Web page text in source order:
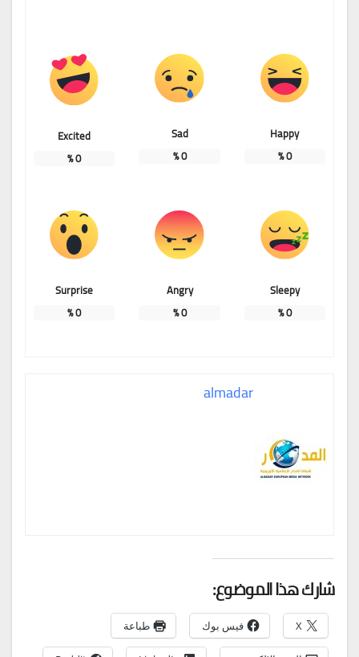
Happy
0
%
Sad
0
%
Excited
0
%
Sleepy
0
%
Angry
0
%
Surprise
0
%
almadar
شارك هذا الموضوع:
X فيس بوك طباعة